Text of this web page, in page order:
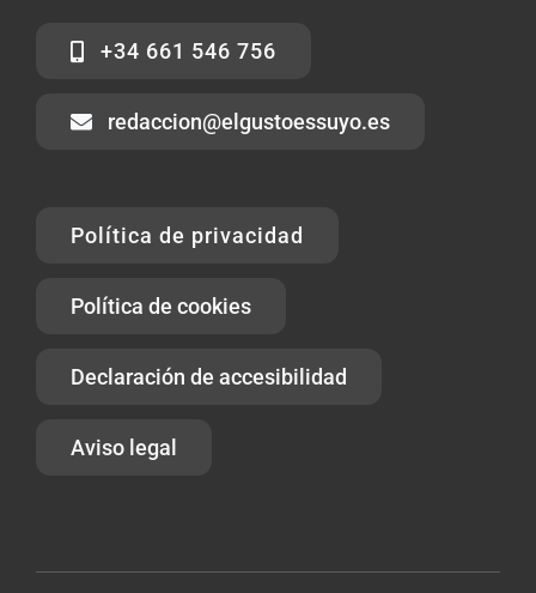
+34 661 546 756
redaccion@elgustoessuyo.es
Política de privacidad
Política de cookies
Declaración de accesibilidad
Aviso legal